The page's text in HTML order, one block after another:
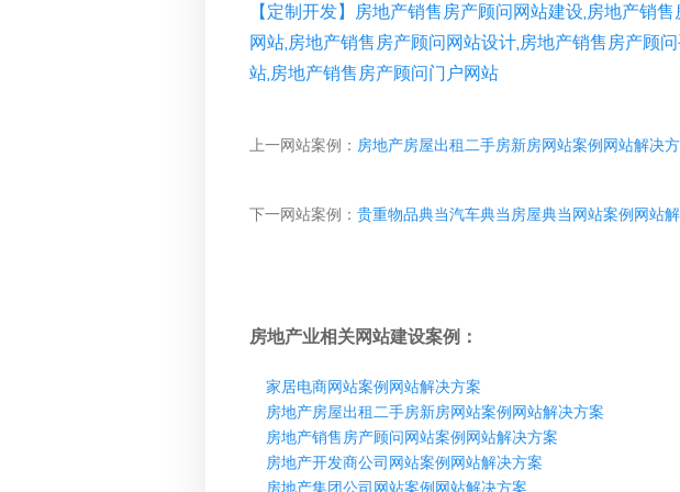
【定制开发】房地产销售房产顾问网站建设,房地产销
网站,房地产销售房产顾问网站设计,房地产销售房产顾
站,房地产销售房产顾问门户网站
上一网站案例： 房地产房屋出租二手房新房网站案例网站解决
下一网站案例： 贵重物品典当汽车典当房屋典当网站案例网站
房地产业相关网站建设案例：
家居电商网站案例网站解决方案
房地产房屋出租二手房新房网站案例网站解决方案
房地产销售房产顾问网站案例网站解决方案
房地产开发商公司网站案例网站解决方案
房地产集团公司网站案例网站解决方案